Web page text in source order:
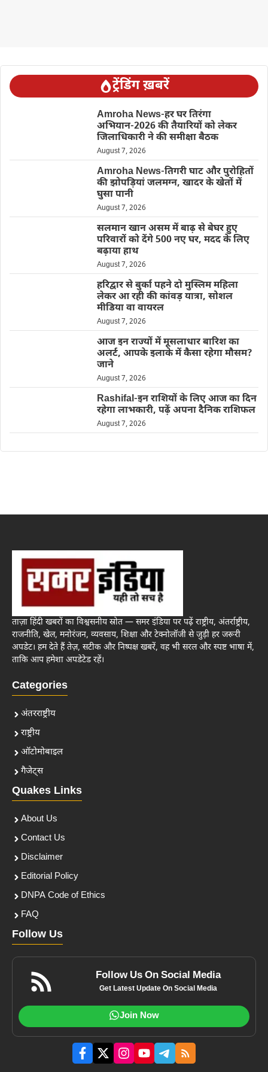
ट्रेंडिंग ख़बरें
Amroha News-हर घर तिरंगा
अभियान-2026 की तैयारियों को लेकर
जिलाधिकारी ने की समीक्षा बैठक
August 7, 2026
Amroha News-तिगरी घाट और पुरोहितों
की झोपड़ियां जलमग्न, खादर के खेतों में
घुसा पानी
August 7, 2026
सलमान खान असम में बाढ़ से बेघर हुए
परिवारों को देंगे 500 नए घर, मदद के लिए
बढ़ाया हाथ
August 7, 2026
हरिद्वार से बुर्का पहने दो मुस्लिम महिला
लेकर आ रही की कांवड़ यात्रा, सोशल
मीडिया वा वायरल
August 7, 2026
आज इन राज्यों में मूसलाधार बारिश का
अलर्ट, आपके इलाके में कैसा रहेगा मौसम?
जाने
August 7, 2026
Rashifal-इन राशियों के लिए आज का दिन
रहेगा लाभकारी, पढ़ें अपना दैनिक राशिफल
August 7, 2026
ताज़ा हिंदी खबरों का विश्वसनीय स्रोत — समर इंडिया पर पढ़ें राष्ट्रीय, अंतर्राष्ट्रीय,
राजनीति, खेल, मनोरंजन, व्यवसाय, शिक्षा और टेक्नोलॉजी से जुड़ी हर जरूरी
अपडेट। हम देते हैं तेज़, सटीक और निष्पक्ष खबरें, वह भी सरल और स्पष्ट भाषा में,
ताकि आप हमेशा अपडेटेड रहें।
Categories
अंतरराष्ट्रीय
राष्ट्रीय
ऑटोमोबाइल
गैजेट्स
Quakes Links
About Us
Contact Us
Disclaimer
Editorial Policy
DNPA Code of Ethics
FAQ
Follow Us
Follow Us On Social Media
Get Latest Update On Social Media
Join Now